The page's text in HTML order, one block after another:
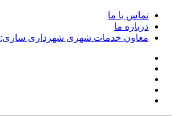
تماس با ما
درباره ما
معاون خدمات شهری شهرداری ساری: